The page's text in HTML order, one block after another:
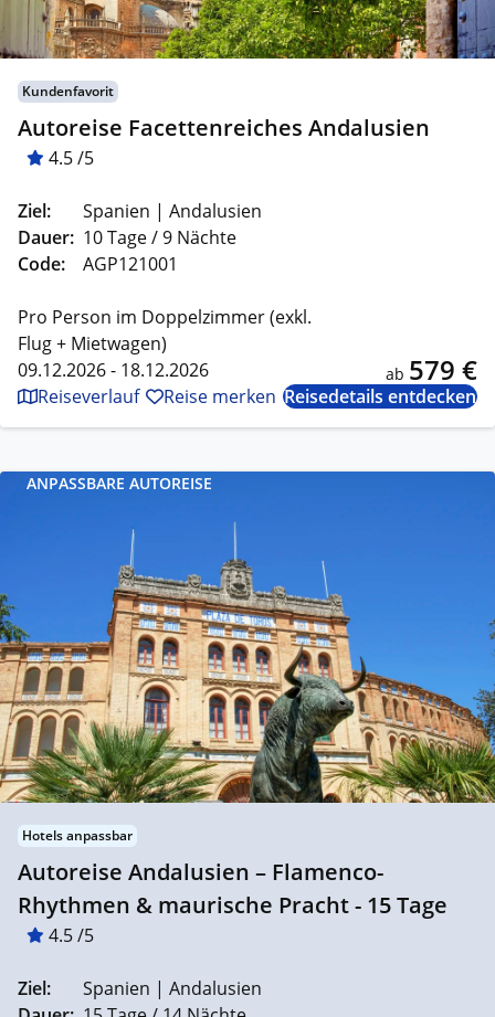
Kundenfavorit
Autoreise Facettenreiches Andalusien
4.5 /5
Ziel:
Spanien | Andalusien
Dauer: 10 Tage / 9 Nächte
Code:
AGP121001
Pro Person im Doppelzimmer (exkl.
Flug + Mietwagen)
09.12.2026 - 18.12.2026
ab 579 €
Reiseverlauf Reise merken Reisedetails entdecken
Hotels anpassbar
Autoreise Andalusien – Flamenco-
Rhythmen & maurische Pracht - 15 Tage
4.5 /5
Ziel:
Spanien | Andalusien
ANPASSBARE AUTOREISE